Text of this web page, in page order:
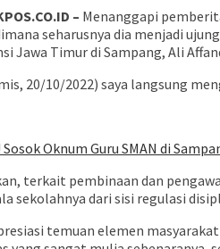
– Menanggapi
seharusnya dia menjadi
Jawa Timur di Sampang, Ali
20/10/2022) saya langsung
Oknum Guru SMAN di
terkait pembinaan dan
sekolahnya dari sisi regulasi
temuan elemen